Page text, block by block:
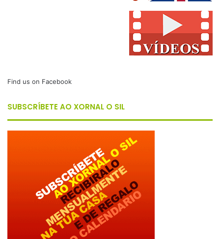
Find us on Facebook
SUBSCRÍBETE AO XORNAL O SIL